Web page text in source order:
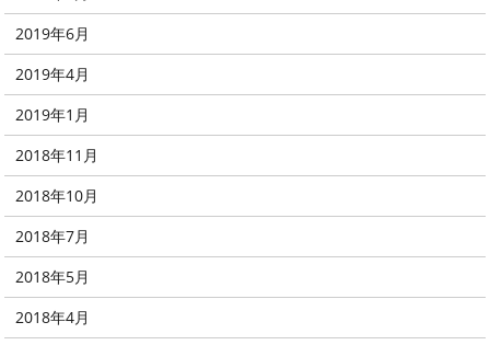
2019年6月
2019年4月
2019年1月
2018年11月
2018年10月
2018年7月
2018年5月
2018年4月